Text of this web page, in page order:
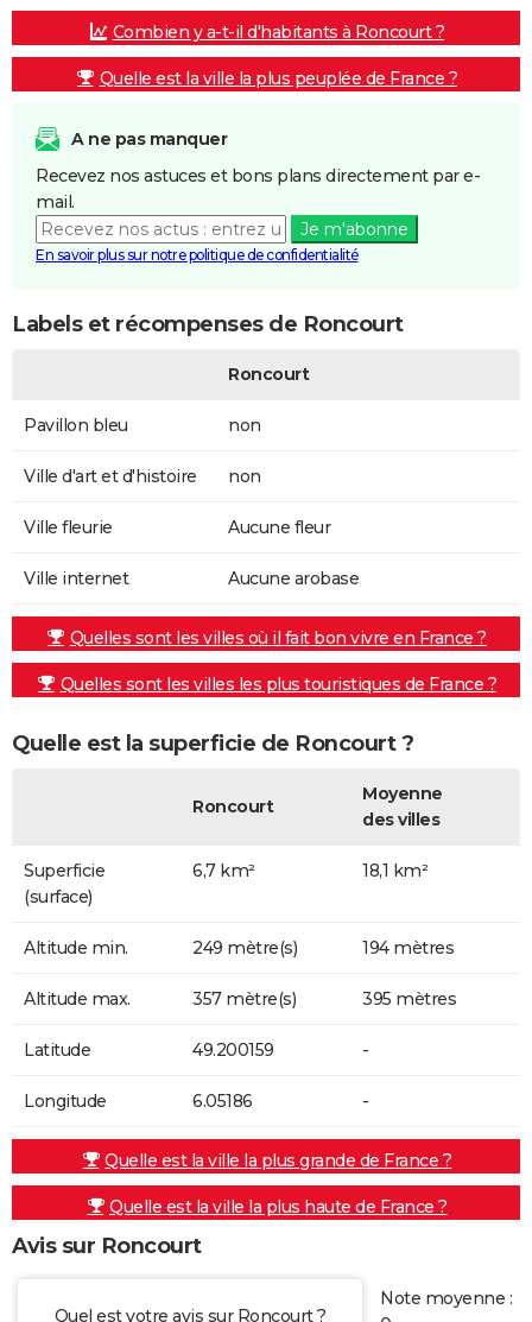
Combien y a-t-il d'habitants à Roncourt ?
Quelle est la ville la plus peuplée de France ?
A ne pas manquer
Recevez nos astuces et bons plans directement par e-
mail.
Je m'abonne
En savoir plus sur notre politique de confidentialité
Labels et récompenses de Roncourt
Roncourt
Pavillon bleu non
Ville d'art et d'histoire non
Ville fleurie Aucune fleur
Ville internet Aucune arobase
Quelles sont les villes où il fait bon vivre en France ?
Quelles sont les villes les plus touristiques de France ?
Quelle est la superficie de Roncourt ?
Roncourt
Moyenne
des villes
Superficie
(surface)
6,7 km² 18,1 km²
Altitude min. 249 mètre(s) 194 mètres
Altitude max. 357 mètre(s) 395 mètres
Latitude 49.200159 -
Longitude 6.05186 -
Quelle est la ville la plus grande de France ?
Quelle est la ville la plus haute de France ?
Avis sur Roncourt
Quel est votre avis sur Roncourt ?
Note moyenne :